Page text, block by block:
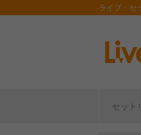
ライブ・セ
セット